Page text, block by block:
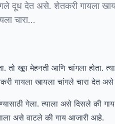
दूध देत असे. शेतकरी गायला
चारा…
तो खूप मेहनती आणि चांगला होता.
गायला खायला चांगले चारा देत
गेला. त्याला असे दिसले की
असे वाटले की गाय आजारी आहे.